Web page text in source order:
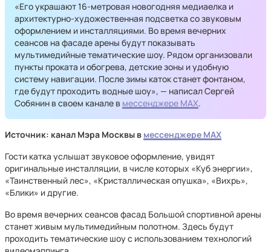
«Его украшают 16-метровая новогодняя медиаелка и
архитектурно-художественная подсветка со звуковым
оформлением и инсталляциями. Во время вечерних
сеансов на фасаде арены будут показывать
мультимедийные тематические шоу. Рядом организовали
пункты проката и обогрева, детские зоны и удобную
систему навигации. После зимы каток станет фонтаном,
где будут проходить водные шоу», — написал Сергей
Собянин в своем канале в мессенджере MAX.
Источник: канал Мэра Москвы в мессенджере MAX
Гости катка услышат звуковое оформление, увидят
оригинальные инсталляции, в числе которых «Куб энергии»,
«Таинственный лес», «Кристаллическая опушка», «Вихрь»,
«Блики» и другие.
Во время вечерних сеансов фасад Большой спортивной арены
станет живым мультимедийным полотном. Здесь будут
проходить тематические шоу с использованием технологий